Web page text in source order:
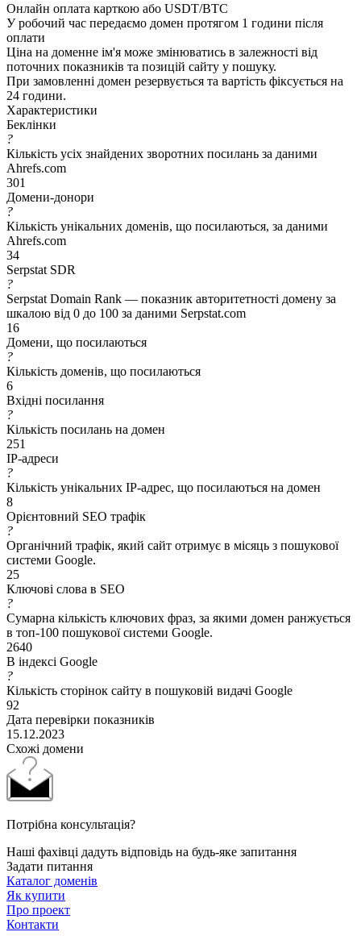
Онлайн оплата карткою або USDT/BTC
У робочий час передаємо домен протягом 1 години після
оплати
Ціна на доменне ім'я може змінюватись в залежності від
поточних показників та позицій сайту у пошуку.
При замовленні домен резервується та вартість фіксується на
24 години.
Характеристики
Беклінки
?
Кількість усіх знайдених зворотних посилань за даними
Ahrefs.com
301
Домени-донори
?
Кількість унікальних доменів, що посилаються, за даними
Ahrefs.com
34
Serpstat SDR
?
Serpstat Domain Rank — показник авторитетності домену за
шкалою від 0 до 100 за даними Serpstat.com
16
Домени, що посилаються
?
Кількість доменів, що посилаються
6
Вхідні посилання
?
Кількість посилань на домен
251
IP-адреси
?
Кількість унікальних IP-адрес, що посилаються на домен
8
Орієнтовний SEO трафік
?
Органічний трафік, який сайт отримує в місяць з пошукової
системи Google.
25
Ключові слова в SEO
?
Сумарна кількість ключових фраз, за якими домен ранжується
в топ-100 пошукової системи Google.
2640
В індексі Google
?
Кількість сторінок сайту в пошуковій видачі Google
92
Дата перевірки показників
15.12.2023
Схожі домени
Потрібна консультація?
Наші фахівці дадуть відповідь на будь-яке запитання
Задати питання
Каталог доменів
Як купити
Про проект
Контакти